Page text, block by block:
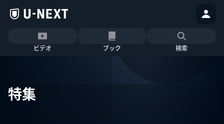
ビデオ ブック 検索
特集